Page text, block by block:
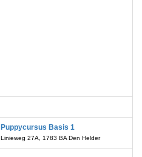
Puppycursus Basis 1
Linieweg 27A, 1783 BA Den Helder